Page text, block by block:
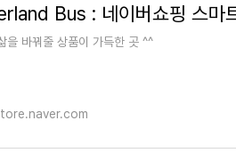
Bus : 네이버쇼핑 스마
을 바꿔줄 상품이 가득한 곳 ^^